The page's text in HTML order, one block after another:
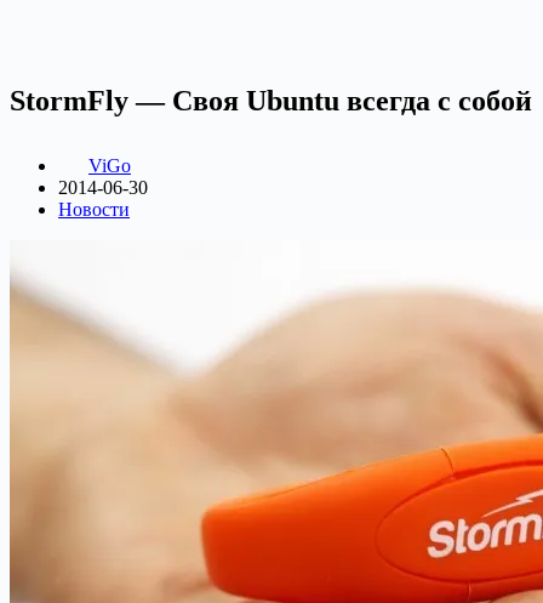
StormFly — Своя Ubuntu всегда с собой
ViGo
2014-06-30
Новости